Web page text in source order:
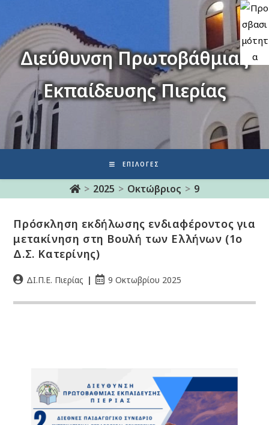
Διεύθυνση Πρωτοβάθμιας
Εκπαίδευσης Πιερίας
ΕΠΙΛΟΓΈΣ
> 2025 > Οκτώβριος > 9
Πρόσκληση εκδήλωσης ενδιαφέροντος για
μετακίνηση στη Βουλή των Ελλήνων (1ο
Δ.Σ. Κατερίνης)
ΔΙ.Π.Ε. Πιερίας 9 Οκτωβρίου 2025